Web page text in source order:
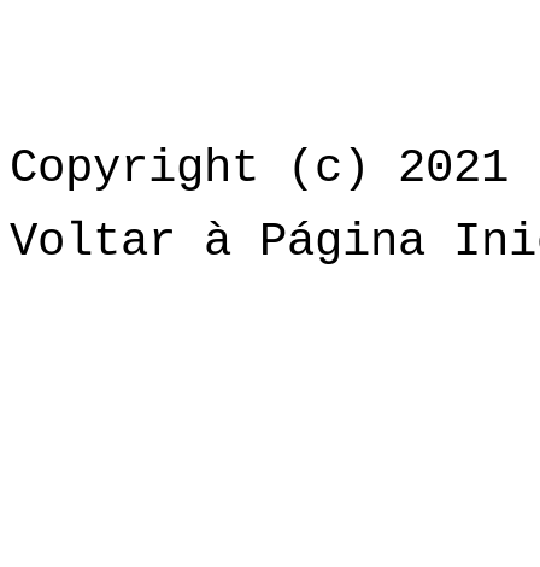
Copyright (c) 2021
Voltar à Página